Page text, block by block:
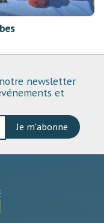
newsletter
et
Je m'abonne